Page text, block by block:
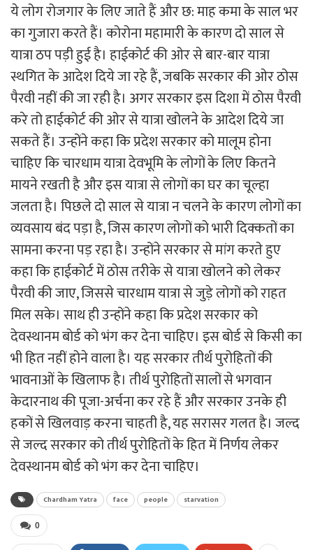
ये लोग रोजगार के लिए जाते हैं और छ: माह कमा के साल भर
का गुजारा करते हैं। कोरोना महामारी के कारण दो साल से
यात्रा ठप पड़ी हुई है। हाईकोर्ट की ओर से बार-बार यात्रा
स्थगित के आदेश दिये जा रहे हैं, जबकि सरकार की ओर ठोस
पैरवी नहीं की जा रही है। अगर सरकार इस दिशा में ठोस पैरवी
करे तो हाईकोर्ट की ओर से यात्रा खोलने के आदेश दिये जा
सकते हैं। उन्होंने कहा कि प्रदेश सरकार को मालूम होना
चाहिए कि चारधाम यात्रा देवभूमि के लोगों के लिए कितने
मायने रखती है और इस यात्रा से लोगों का घर का चूल्हा
जलता है। पिछले दो साल से यात्रा न चलने के कारण लोगों का
व्यवसाय बंद पड़ा है, जिस कारण लोगों को भारी दिक्कतों का
सामना करना पड़ रहा है। उन्होंने सरकार से मांग करते हुए
कहा कि हाईकोर्ट में ठोस तरीके से यात्रा खोलने को लेकर
पैरवी की जाए, जिससे चारधाम यात्रा से जुड़े लोगों को राहत
मिल सके। साथ ही उन्होंने कहा कि प्रदेश सरकार को
देवस्थानम बोर्ड को भंग कर देना चाहिए। इस बोर्ड से किसी का
भी हित नहीं होने वाला है। यह सरकार तीर्थ पुरोहितों की
भावनाओं के खिलाफ है। तीर्थ पुरोहितों सालों से भगवान
केदारनाथ की पूजा-अर्चना कर रहे हैं और सरकार उनके ही
हकों से खिलवाड़ करना चाहती है, यह सरासर गलत है। जल्द
से जल्द सरकार को तीर्थ पुरोहितों के हित में निर्णय लेकर
देवस्थानम बोर्ड को भंग कर देना चाहिए।
Chardham Yatra face people starvation
0